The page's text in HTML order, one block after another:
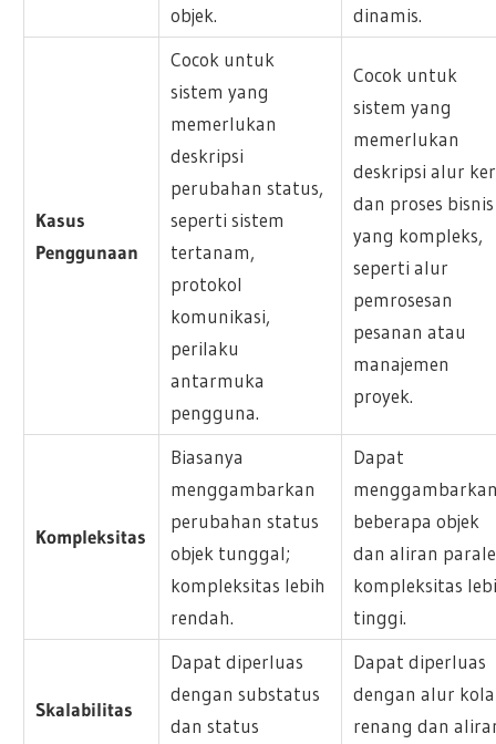
objek.
dinamis.
Kasus
Penggunaan
Cocok untuk
sistem yang
memerlukan
deskripsi
perubahan status,
seperti sistem
tertanam,
protokol
komunikasi,
perilaku
antarmuka
pengguna.
Cocok untuk
sistem yang
memerlukan
deskripsi alur
dan proses bisnis
yang kompleks,
seperti alur
pemrosesan
pesanan atau
manajemen
proyek.
Kompleksitas
Biasanya
menggambarkan
perubahan status
objek tunggal;
kompleksitas lebih
rendah.
Dapat
beberapa objek
dan aliran
kompleksitas
tinggi.
Skalabilitas
Dapat diperluas
dengan substatus
dan status
Dapat diperluas
dengan alur
renang dan